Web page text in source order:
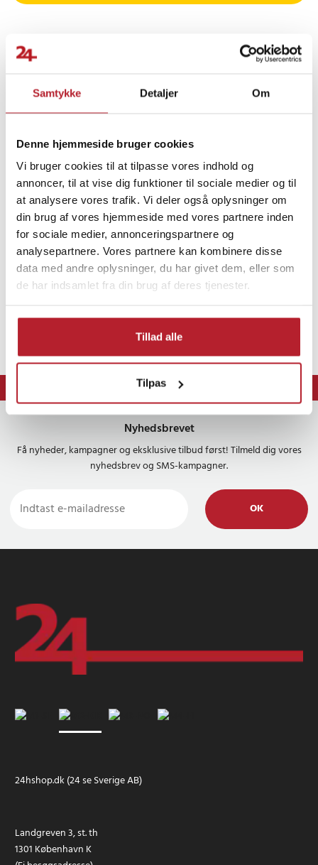
Samtykke Detaljer Om
Denne hjemmeside bruger cookies
Vi bruger cookies til at tilpasse vores indhold og
annoncer, til at vise dig funktioner til sociale medier og til
at analysere vores trafik. Vi deler også oplysninger om
din brug af vores hjemmeside med vores partnere inden
for sociale medier, annonceringspartnere og
analysepartnere. Vores partnere kan kombinere disse
data med andre oplysninger, du har givet dem, eller som
de har indsamlet fra din brug af deres tjenester.
Tillad alle
Tilpas
Udsalg Biltilbehør Reservedele til el-løbehjul
Køretøjer
⭐ 365 dages fortrydelsesret
Nyhedsbrevet
Få nyheder, kampagner og eksklusive tilbud først! Tilmeld dig vores
nyhedsbrev og SMS-kampagner.
OK
24hshop.dk (24 se Sverige AB)
Landgreven 3, st. th
1301 København K